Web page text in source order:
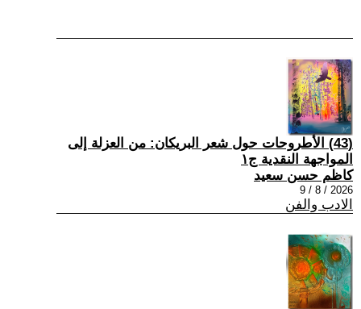
(43) الأطروحات حول شعر البريكان: من العزلة إلى
المواجهة النقدية ج١
كاظم حسن سعيد
2026 / 8 / 9
الادب والفن